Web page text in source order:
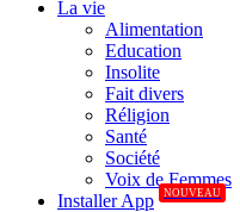
La vie
Alimentation
Education
Insolite
Fait divers
Réligion
Santé
Société
Voix de Femmes
Installer App
NOUVEAU